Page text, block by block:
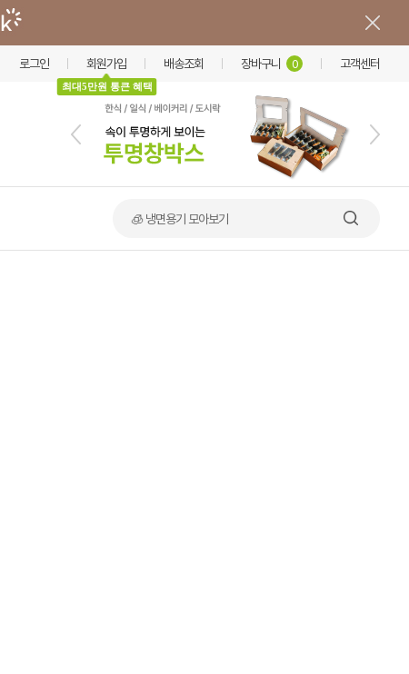
로그인 회원가입
최대5만원 통큰 혜택
배송조회 장바구니 0 고객센터
🧊 냉면용기 모아보기